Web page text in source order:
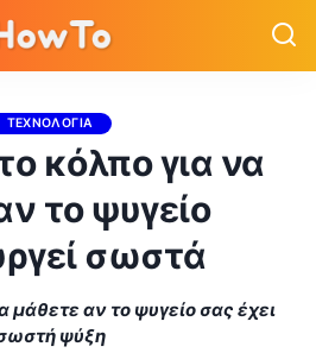
ΤΕΧΝΟΛΟΓΙΑ
κόλπο για να
το ψυγείο
σωστά
μάθετε αν το ψυγείο σας έχει
ψύξη